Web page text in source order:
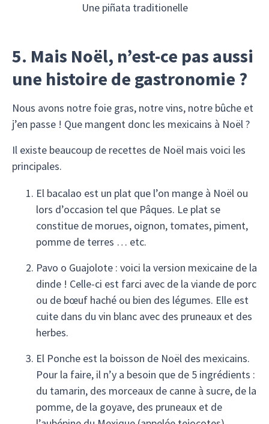
Une piñata traditionelle
5. Mais Noël, n’est-ce pas aussi
une histoire de gastronomie ?
Nous avons notre foie gras, notre vins, notre bûche et
j’en passe ! Que mangent donc les mexicains à Noël ?
Il existe beaucoup de recettes de Noël mais voici les
principales.
El bacalao est un plat que l’on mange à Noël ou
lors d’occasion tel que Pâques. Le plat se
constitue de morues, oignon, tomates, piment,
pomme de terres … etc.
Pavo o Guajolote : voici la version mexicaine de la
dinde ! Celle-ci est farci avec de la viande de porc
ou de bœuf haché ou bien des légumes. Elle est
cuite dans du vin blanc avec des pruneaux et des
herbes.
El Ponche est la boisson de Noël des mexicains.
Pour la faire, il n’y a besoin que de 5 ingrédients :
du tamarin, des morceaux de canne à sucre, de la
pomme, de la goyave, des pruneaux et de